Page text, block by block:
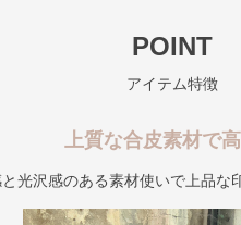
POINT
アイテム特徴
上質な合皮素材で
光沢感のある素材使いで上品な